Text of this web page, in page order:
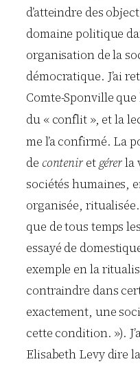
d’atteindre des
domaine politique
organisation de la
démocratique. J’ai
Comte-Sponville
du « conflit », et la
me l’a confirmé. La
de conteniretgérerla
sociétés humaines,
organisée,
que de tous temps
essayé de
exemple en la
contraindre dans
exactement, une
cette condition. »).
Elisabeth Levy dire